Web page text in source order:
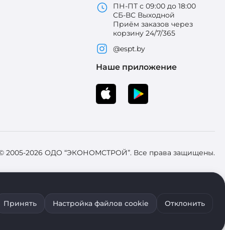
ПН-ПТ с 09:00 до 18:00
СБ-ВС Выходной
Приём заказов через
корзину 24/7/365
@espt.by
Наше приложение
2005-2026 ОДО “ЭКОНОМСТРОЙ”. Все права защищены.
Брестский областной исполнительный комитет 31
cookie воспользуйтесь соответствующими настройками
Принять Настройка файлов cookie Отклонить